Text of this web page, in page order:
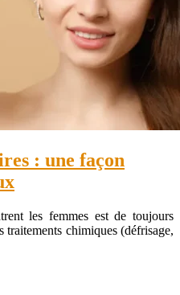
: une façon
les femmes est de toujours
traitements chimiques (défrisage,